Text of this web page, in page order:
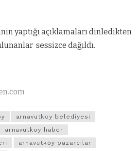
yaptığı açıklamaları dinledikten
sessizce dağıldı.
arnavutköy belediyesi
arnavutköy haber
arnavutköy pazarcılar